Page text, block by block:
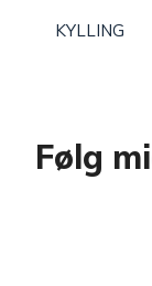
KYLLING
Følg